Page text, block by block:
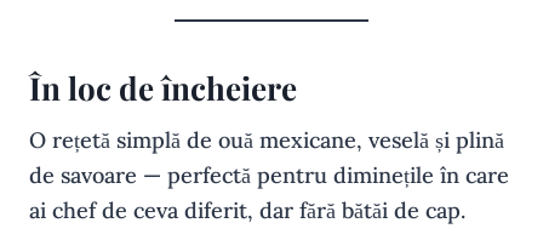
În loc de încheiere
O rețetă simplă de ouă mexicane, veselă și plină
de savoare — perfectă pentru diminețile în care
ai chef de ceva diferit, dar fără bătăi de cap.